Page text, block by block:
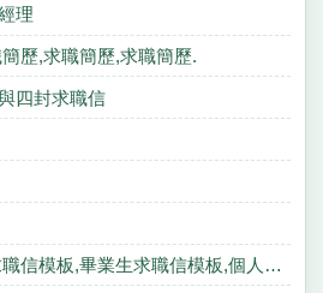
理
歷,求職簡歷,求職簡歷.
四封求職信
中文求職信模板,英文求職信模板,畢業生求職信模板,個人求職信模板